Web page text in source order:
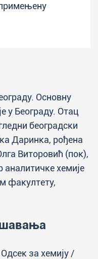
Основну
у Београду. Отац
београдски
Даринка, рођена
Виторовић (пок),
хемије
факултету,
за хемију /